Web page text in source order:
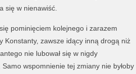
się w nienawiść.
pominięciem kolejnego i zarazem
Konstanty, zawsze idący inną drogą niż
nie lubował się w nigdy
wspomnienie tej zmiany nie byłoby